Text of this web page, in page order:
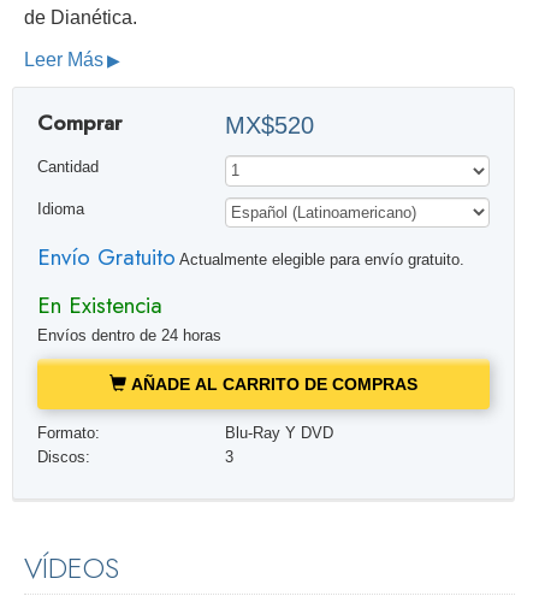
de Dianética.
Leer Más
Comprar MX$520
Cantidad
Idioma
Envío Gratuito Actualmente elegible para envío gratuito.
En Existencia
Envíos dentro de 24 horas
AÑADE AL CARRITO DE COMPRAS
Formato:
Blu-Ray Y DVD
Discos:
3
VÍDEOS